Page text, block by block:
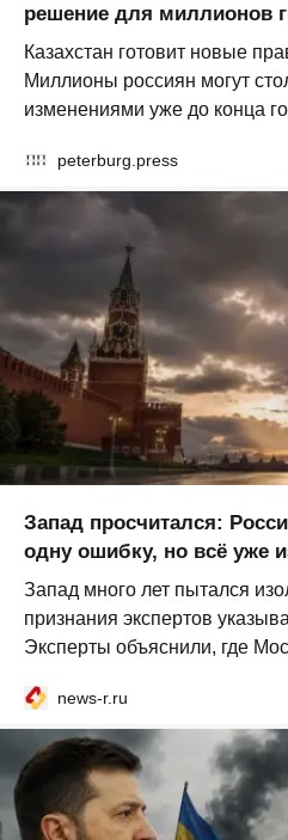
решение для миллионов
Казахстан готовит новые
Миллионы россиян могут
изменениями уже до конца
peterburg.press
Запад просчитался:
одну ошибку, но всё уже
Запад много лет пытался
признания экспертов
Эксперты объяснили, где
news-r.ru